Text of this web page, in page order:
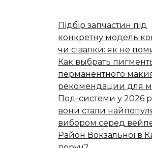
Підбір запчастин під
конкретну модель
чи сівалки: як не
Как выбрать
перманентного
рекомендации для
Под-системи у 2026
вони стали
вибором серед
Район Вокзальної в